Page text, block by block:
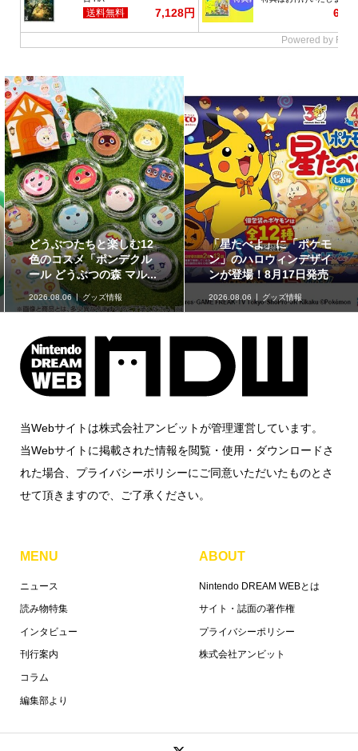
どうぶつたちと楽しむ12
色のコスメ「ポンデクル
ール どうぶつの森 マル...
2026.08.06 グッズ情報
「星たべよ」に「ポケモ
ン」のハロウィンデザイ
ンが登場！8月17日発売
2026.08.06 グッズ情報
当Webサイトは株式会社アンビットが管理運営しています。
当Webサイトに掲載された情報を閲覧・使用・ダウンロードさ
れた場合、プライバシーポリシーにご同意いただいたものとさ
せて頂きますので、ご了承ください。
MENU
ニュース
読み物特集
インタビュー
刊行案内
コラム
編集部より
ABOUT
Nintendo DREAM WEBとは
サイト・誌面の著作権
プライバシーポリシー
株式会社アンビット